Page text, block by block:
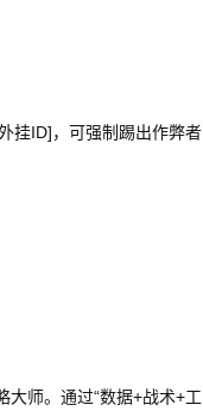
挂ID]，可强制踢出作弊者
大师。通过“数据+战术+工